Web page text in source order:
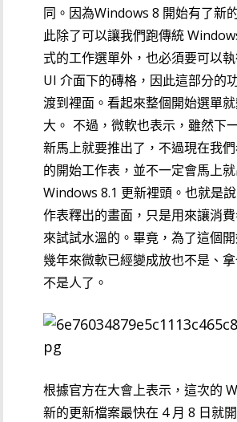
同。因為Windows 8 開始有了新
此除了可以讓我們跑傳統
式的工作選單外，也必須要可以
UI 介面下的磚格，因此這部分的
渡到裡面。看起來整個開始選單
大。 不過，微軟也表示，雖然下
新馬上就要推出了，不過現在我
的開始工作表，並不一定會馬上
Windows 8.1 更新裡頭。也就是
作表釋出的畫面，只是用來讓消
來試試水溫的。畢竟，為了這個
幾年來微軟已經變成放也不是、
不是人了。
根據官方在大會上表示，這次的
新的更新檔案最快在 4 月 8 日就